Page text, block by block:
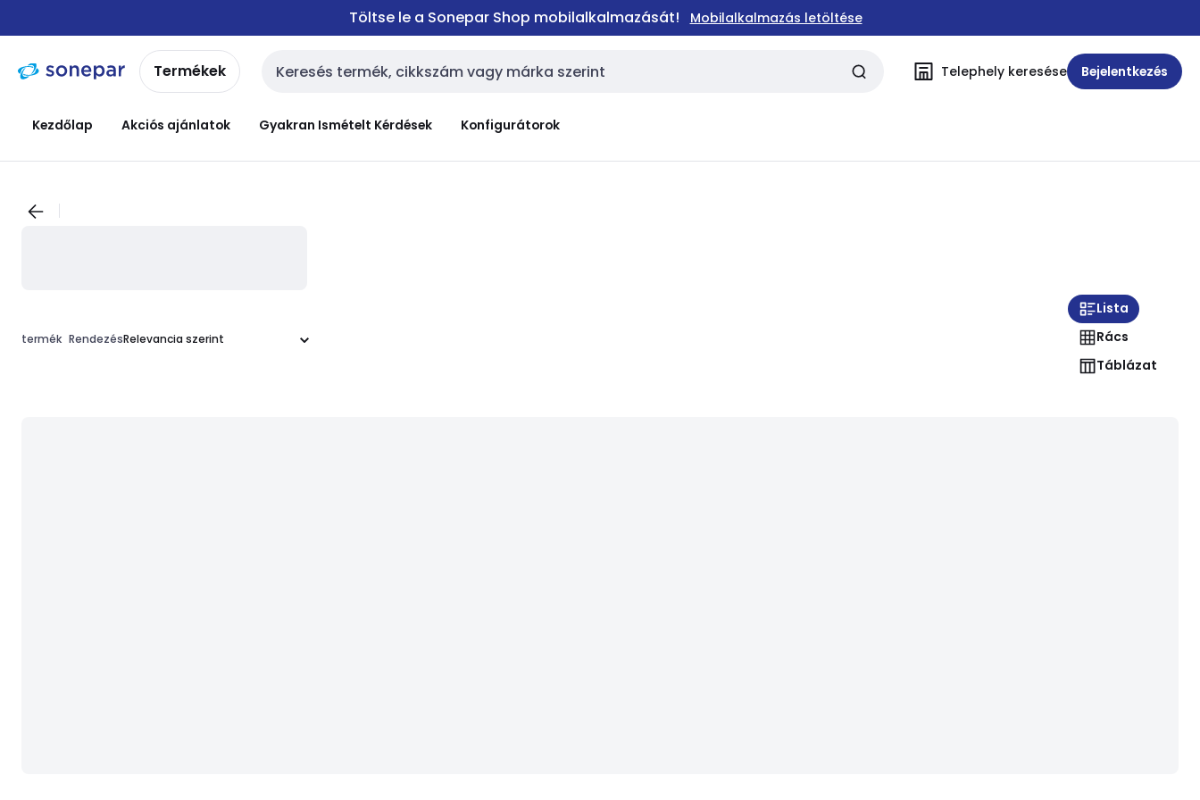
navigációhoztartalomra
Töltse le a Sonepar Shop mobilalkalmazását! Mobilalkalmazás letöltése
Termékek Keresési bemenet Telephely keresése Bejelentkezés
Kezdőlap Akciós ajánlatok Gyakran Ismételt Kérdések Konfigurátorok
termék Rendezés
Lista
Rács
Táblázat